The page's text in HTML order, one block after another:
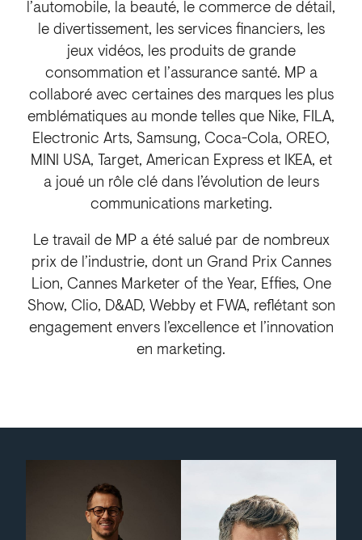
l’automobile, la beauté, le commerce de détail,
le divertissement, les services financiers, les
jeux vidéos, les produits de grande
consommation et l’assurance santé. MP a
collaboré avec certaines des marques les plus
emblématiques au monde telles que Nike, FILA,
Electronic Arts, Samsung, Coca-Cola, OREO,
MINI USA, Target, American Express et IKEA, et
a joué un rôle clé dans l’évolution de leurs
communications marketing.
Le travail de MP a été salué par de nombreux
prix de l’industrie, dont un Grand Prix Cannes
Lion, Cannes Marketer of the Year, Effies, One
Show, Clio, D&AD, Webby et FWA, reflétant son
engagement envers l’excellence et l’innovation
en marketing.